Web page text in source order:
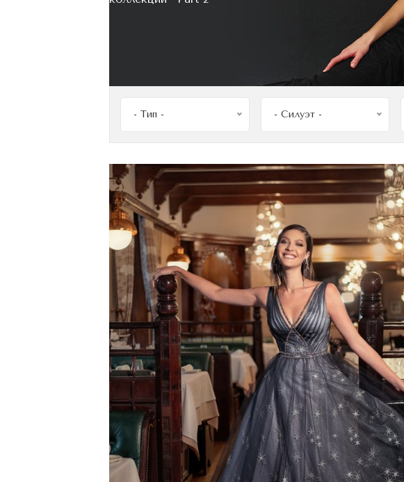
Admire
- Тип - - Силуэт -